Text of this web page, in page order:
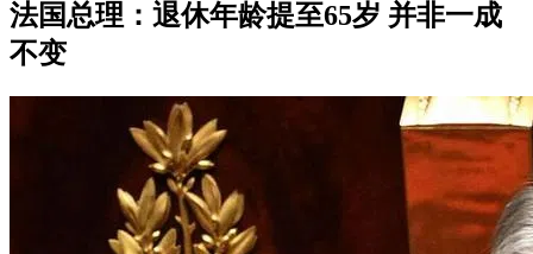
法国总理：退休年龄提至65岁 并非一成
不变